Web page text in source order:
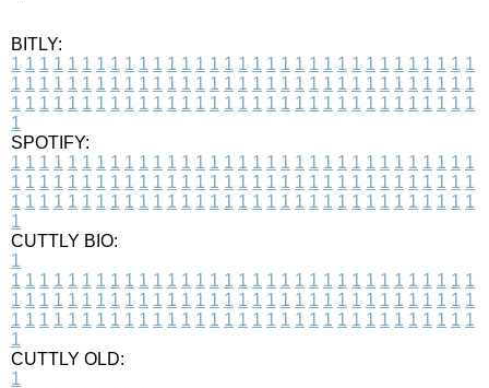
BITLY:
1 1 1 1 1 1 1 1 1 1 1 1 1 1 1 1 1 1 1 1 1 1 1 1 1 1 1 1 1 1 1 1 1
1 1 1 1 1 1 1 1 1 1 1 1 1 1 1 1 1 1 1 1 1 1 1 1 1 1 1 1 1 1 1 1 1
1 1 1 1 1 1 1 1 1 1 1 1 1 1 1 1 1 1 1 1 1 1 1 1 1 1 1 1 1 1 1 1 1
1
SPOTIFY:
1 1 1 1 1 1 1 1 1 1 1 1 1 1 1 1 1 1 1 1 1 1 1 1 1 1 1 1 1 1 1 1 1
1 1 1 1 1 1 1 1 1 1 1 1 1 1 1 1 1 1 1 1 1 1 1 1 1 1 1 1 1 1 1 1 1
1 1 1 1 1 1 1 1 1 1 1 1 1 1 1 1 1 1 1 1 1 1 1 1 1 1 1 1 1 1 1 1 1
1
CUTTLY BIO:
1
1 1 1 1 1 1 1 1 1 1 1 1 1 1 1 1 1 1 1 1 1 1 1 1 1 1 1 1 1 1 1 1 1
1 1 1 1 1 1 1 1 1 1 1 1 1 1 1 1 1 1 1 1 1 1 1 1 1 1 1 1 1 1 1 1 1
1 1 1 1 1 1 1 1 1 1 1 1 1 1 1 1 1 1 1 1 1 1 1 1 1 1 1 1 1 1 1 1 1
1
CUTTLY OLD:
1